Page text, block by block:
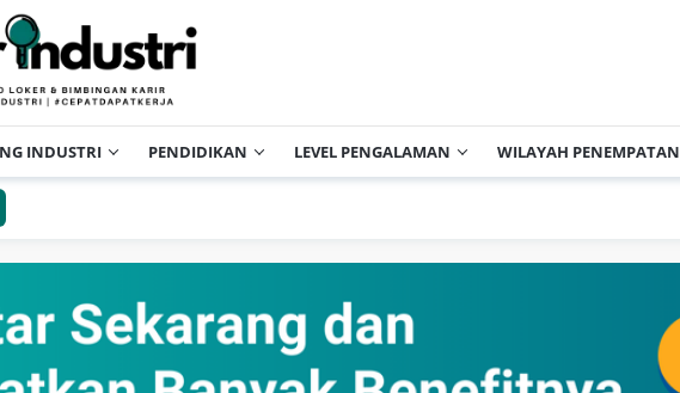
INDUSTRI PENDIDIKAN LEVEL PENGALAMAN WILAYAH PENEMPATAN